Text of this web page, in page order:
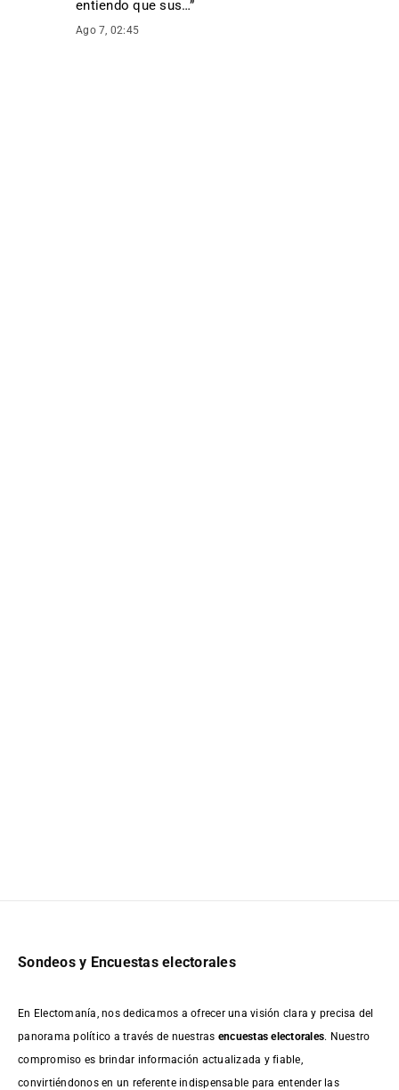
entiendo que sus…”
Ago 7, 02:45
Sondeos y Encuestas electorales
En Electomanía, nos dedicamos a ofrecer una visión clara y precisa del
panorama político a través de nuestras encuestas electorales. Nuestro
compromiso es brindar información actualizada y fiable,
convirtiéndonos en un referente indispensable para entender las